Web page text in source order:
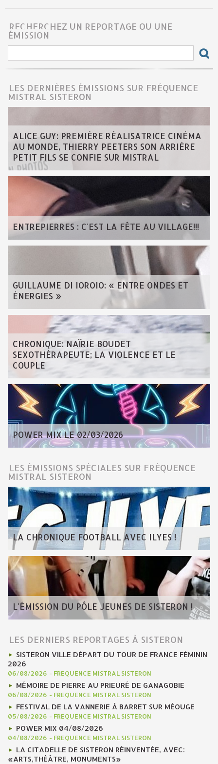
RECHERCHEZ UN REPORTAGE OU UNE
ÉMISSION
LES DERNIÈRES ÉMISSIONS SUR FRÉQUENCE
MISTRAL SISTERON
ALICE GUY: PREMIÈRE RÉALISATRICE CINÉMA
AU MONDE, THIERRY PEETERS SON ARRIÈRE
PETIT FILS SE CONFIE SUR MISTRAL
ENTREPIERRES : C'EST LA FÊTE AU VILLAGE!!!
GUILLAUME DI IOROIO: « ENTRE ONDES ET
ÉNERGIES »
CHRONIQUE: NAÏRIE BOUDET
SEXOTHÉRAPEUTE; LA VIOLENCE ET LE
COUPLE
POWER MIX LE 02/03/2026
LES ÉMISSIONS SPÉCIALES SUR FRÉQUENCE
MISTRAL SISTERON
LA CHRONIQUE FOOTBALL AVEC ILYES !
L'ÉMISSION DU PÔLE JEUNES DE SISTERON !
LES DERNIERS REPORTAGES À SISTERON
SISTERON VILLE DÉPART DU TOUR DE FRANCE FÉMININ
2026
06/08/2026 - FREQUENCE MISTRAL SISTERON
MÉMOIRE DE PIERRE AU PRIEURÉ DE GANAGOBIE
06/08/2026 - FREQUENCE MISTRAL SISTERON
FESTIVAL DE LA VANNERIE À BARRET SUR MÉOUGE
05/08/2026 - FREQUENCE MISTRAL SISTERON
POWER MIX 04/08/2026
04/08/2026 - FREQUENCE MISTRAL SISTERON
LA CITADELLE DE SISTERON RÉINVENTÉE, AVEC:
«ARTS,THÉÂTRE, MONUMENTS»